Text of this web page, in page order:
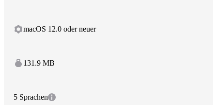
macOS 12.0 oder neuer
131.9 MB
5 Sprachen